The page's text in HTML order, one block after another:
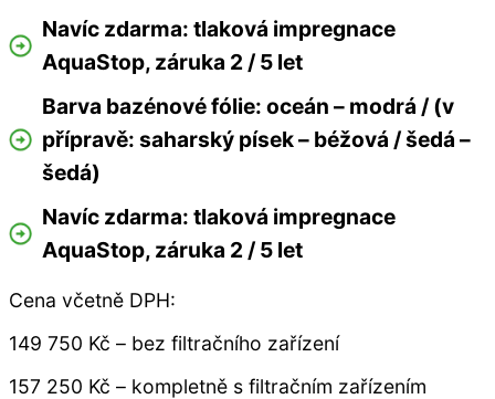
Navíc zdarma: tlaková impregnace
AquaStop, záruka 2 / 5 let
Barva bazénové fólie: oceán – modrá / (v
přípravě: saharský písek – béžová / šedá –
šedá)
Navíc zdarma: tlaková impregnace
AquaStop, záruka 2 / 5 let
Cena včetně DPH:
149 750 Kč – bez filtračního zařízení
157 250 Kč – kompletně s filtračním zařízením